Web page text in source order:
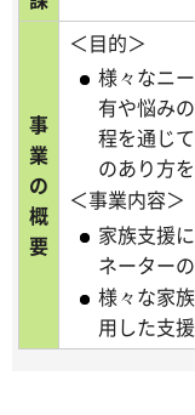
事
業
の
概
要
＜目的＞
様々なニ
有や悩み
程を通じ
のあり方
＜事業内容＞
家族支援
ネーターの
様々な家
用した支